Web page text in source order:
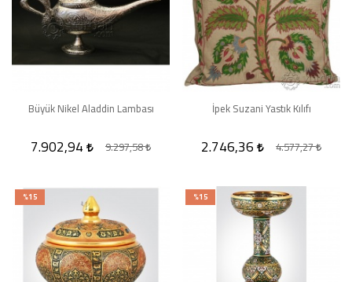
Büyük Nikel Aladdin Lambası
7.902,94 9.297,58
İpek Suzani Yastık Kılıfı
2.746,36 4.577,27
%15 %15